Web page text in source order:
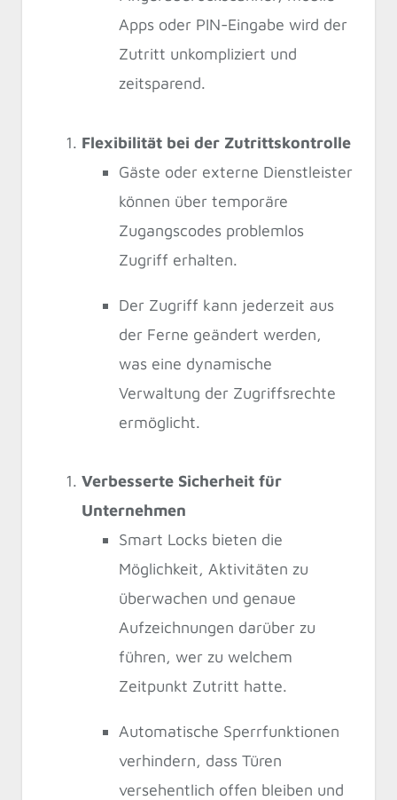
Apps oder PIN-Eingabe wird der
Zutritt unkompliziert und
zeitsparend.
Flexibilität bei der Zutrittskontrolle
Gäste oder externe Dienstleister
können über temporäre
Zugangscodes problemlos
Zugriff erhalten.
Der Zugriff kann jederzeit aus
der Ferne geändert werden,
was eine dynamische
Verwaltung der Zugriffsrechte
ermöglicht.
Verbesserte Sicherheit für
Unternehmen
Smart Locks bieten die
Möglichkeit, Aktivitäten zu
überwachen und genaue
Aufzeichnungen darüber zu
führen, wer zu welchem
Zeitpunkt Zutritt hatte.
Automatische Sperrfunktionen
verhindern, dass Türen
versehentlich offen bleiben und